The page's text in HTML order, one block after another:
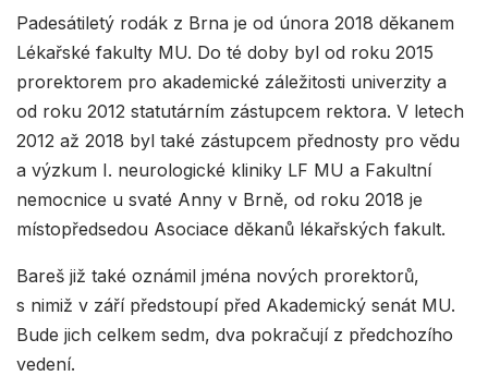
Padesátiletý rodák z Brna je od února 2018 děkanem
Lékařské fakulty MU. Do té doby byl od roku 2015
prorektorem pro akademické záležitosti univerzity a
od roku 2012 statutárním zástupcem rektora. V letech
2012 až 2018 byl také zástupcem přednosty pro vědu
a výzkum I. neurologické kliniky LF MU a Fakultní
nemocnice u svaté Anny v Brně, od roku 2018 je
místopředsedou Asociace děkanů lékařských fakult.
Bareš již také oznámil jména nových prorektorů,
s nimiž v září předstoupí před Akademický senát MU.
Bude jich celkem sedm, dva pokračují z předchozího
vedení.